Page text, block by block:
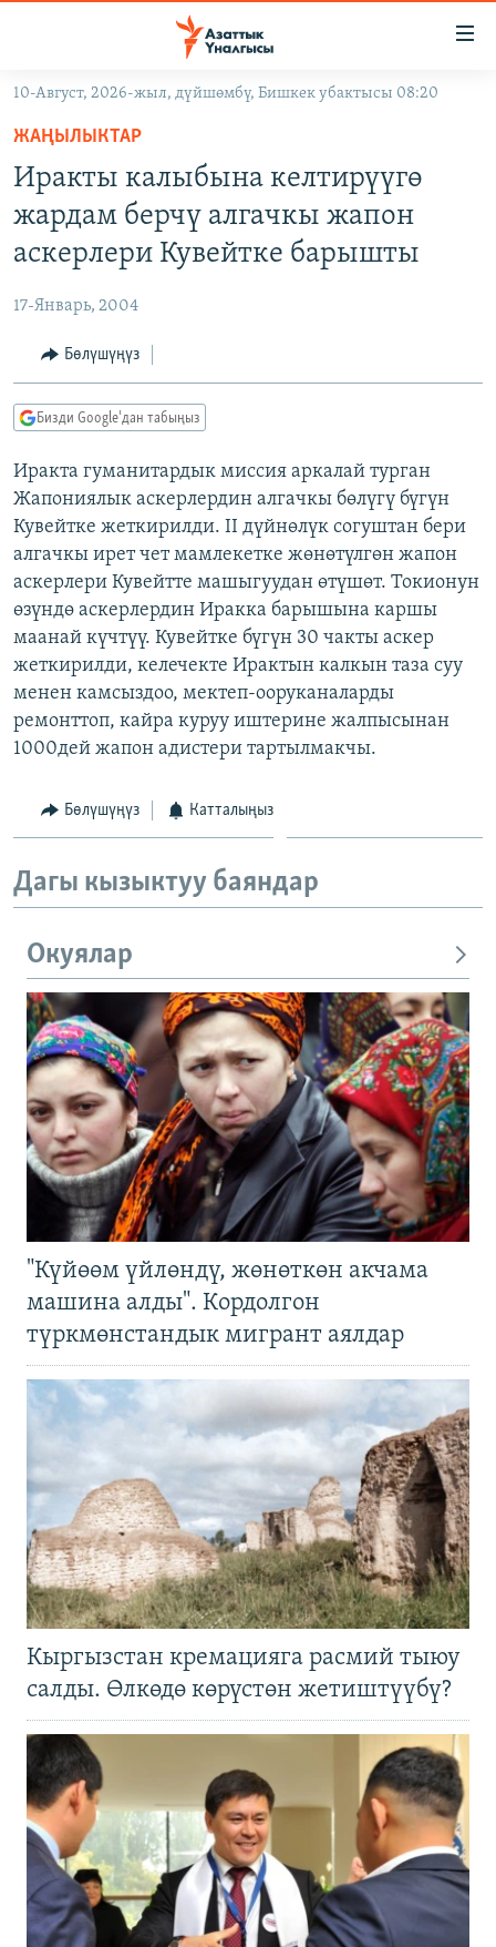
Навигацияга
өтүңүз
Издөөгө
салыңызКЫРГЫЗСТАН
МАДАНИЯТ
ДҮЙНӨ
УКРАИНА
ТВ ПРОГРАММАЛАР
БҮГҮН АЗАТТЫКТА
ДАНИСТЕ
ЭЖЕ-СИҢДИЛЕР
АЗАТТЫК+
ЫҢГАЙСЫЗ СУРООЛОР
ПОДКАСТ
ОНЛАЙН ШЕРИНЕ
ЭЕ/АРнун бардык сайттары
10-Август, 2026-жыл, дүйшөмбү, Бишкек убактысы 08:20
ЖАҢЫЛЫКТАР
Иракты калыбына келтирүүгө
жардам берчү алгачкы жапон
аскерлери Кувейтке барышты
17-Январь, 2004
Бөлүшүңүз
Бизди Google'дан табыңыз
Иракта гуманитардык миссия аркалай турган
Жапониялык аскерлердин алгачкы бөлүгү бүгүн
Кувейтке жеткирилди. II дүйнөлүк согуштан бери
алгачкы ирет чет мамлекетке жөнөтүлгөн жапон
аскерлери Кувейтте машыгуудан өтүшөт. Токионун
өзүндө аскерлердин Иракка барышына каршы
маанай күчтүү. Кувейтке бүгүн 30 чакты аскер
жеткирилди, келечекте Ирактын калкын таза суу
менен камсыздоо, мектеп-ооруканаларды
ремонттоп, кайра куруу иштерине жалпысынан
1000дей жапон адистери тартылмакчы.
Бөлүшүңүз Катталыңыз
Дагы кызыктуу баяндар
Окуялар
"Күйөөм үйлөндү, жөнөткөн акчама
машина алды". Кордолгон
түркмөнстандык мигрант аялдар
Кыргызстан кремацияга расмий тыюу
салды. Өлкөдө көрүстөн жетиштүүбү?